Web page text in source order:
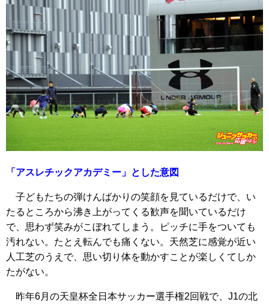
「アスレチックアカデミー」とした意図
子どもたちの弾けんばかりの笑顔を見ているだけで、い
たるところから沸き上がってくる歓声を聞いているだけ
で、思わず笑みがこぼれてしまう。ピッチに手をついても
汚れない。たとえ転んでも痛くない。天然芝に感覚が近い
人工芝のうえで、思い切り体を動かすことが楽しくてしか
たがない。
昨年6月の天皇杯全日本サッカー選手権2回戦で、J1の北